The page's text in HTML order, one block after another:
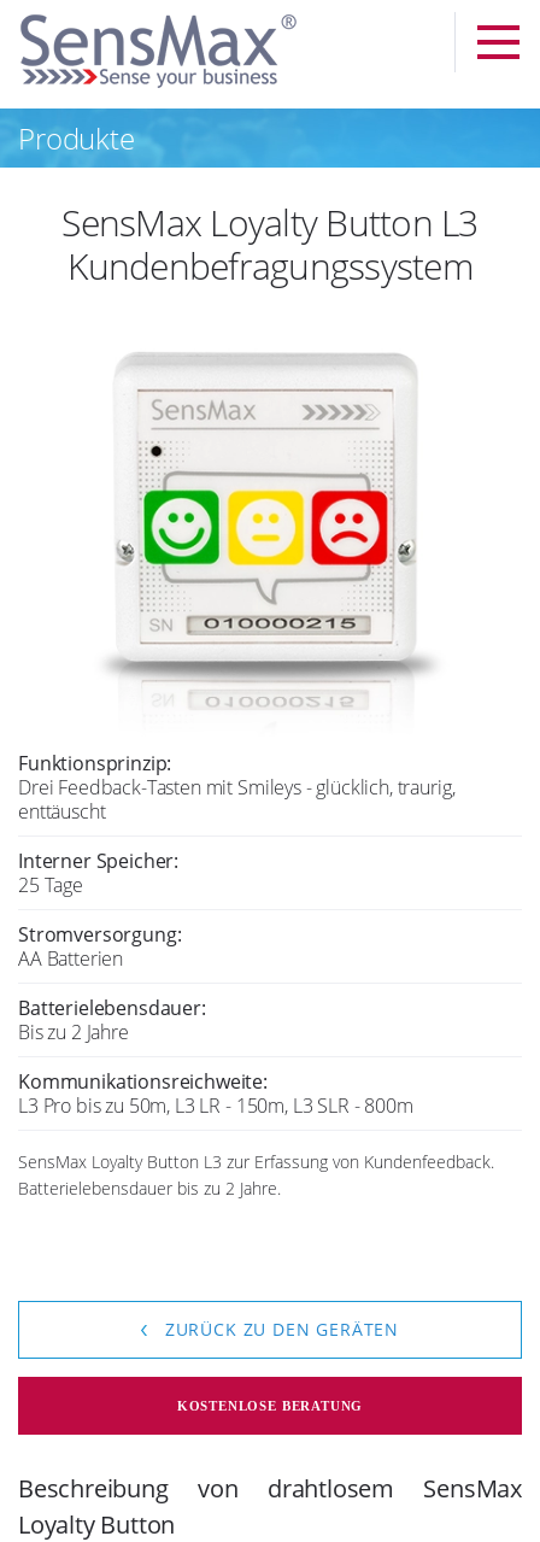
Produkte
SensMax Loyalty Button L3
Kundenbefragungssystem
Funktionsprinzip:
Drei Feedback-Tasten mit Smileys - glücklich, traurig,
enttäuscht
Interner Speicher:
25 Tage
Stromversorgung:
AA Batterien
Batterielebensdauer:
Bis zu 2 Jahre
Kommunikationsreichweite:
L3 Pro bis zu 50m, L3 LR - 150m, L3 SLR - 800m
SensMax Loyalty Button L3 zur Erfassung von Kundenfeedback.
Batterielebensdauer bis zu 2 Jahre.
ZURÜCK ZU DEN GERÄTEN
KOSTENLOSE BERATUNG
Beschreibung von drahtlosem SensMax
Loyalty Button